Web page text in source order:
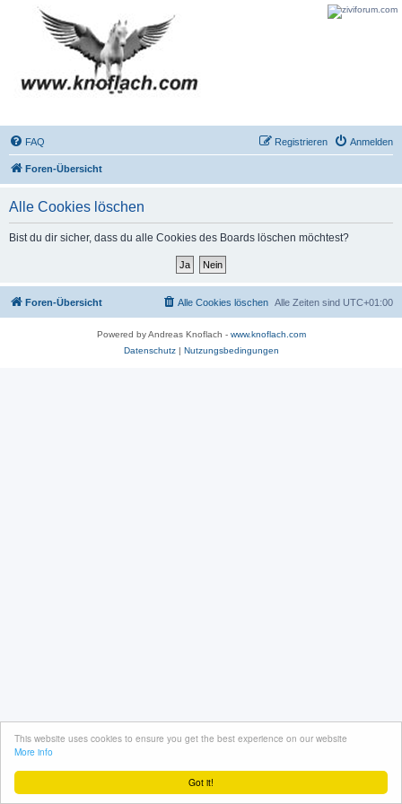
Got it!
This website uses cookies to ensure you get the best experience on our website
More info
FAQ Anmelden
Registrieren
Foren-Übersicht
Alle Cookies löschen
Bist du dir sicher, dass du alle Cookies des Boards löschen möchtest?
Foren-Übersicht Alle Zeiten sind UTC+01:00
Alle Cookies löschen
Powered by Andreas Knoflach - www.knoflach.com
Datenschutz| Nutzungsbedingungen